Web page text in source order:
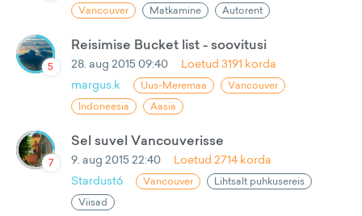
Vancouver Matkamine Autorent
5
Reisimise Bucket list - soovitusi
28. aug 2015 09:40 Loetud 3191 korda
margus.k
Uus-Meremaa
Vancouver
Indoneesia
Aasia
7
Sel suvel Vancouverisse
9. aug 2015 22:40 Loetud 2714 korda
Stardust6
Vancouver
Lihtsalt puhkusereis
Viisad